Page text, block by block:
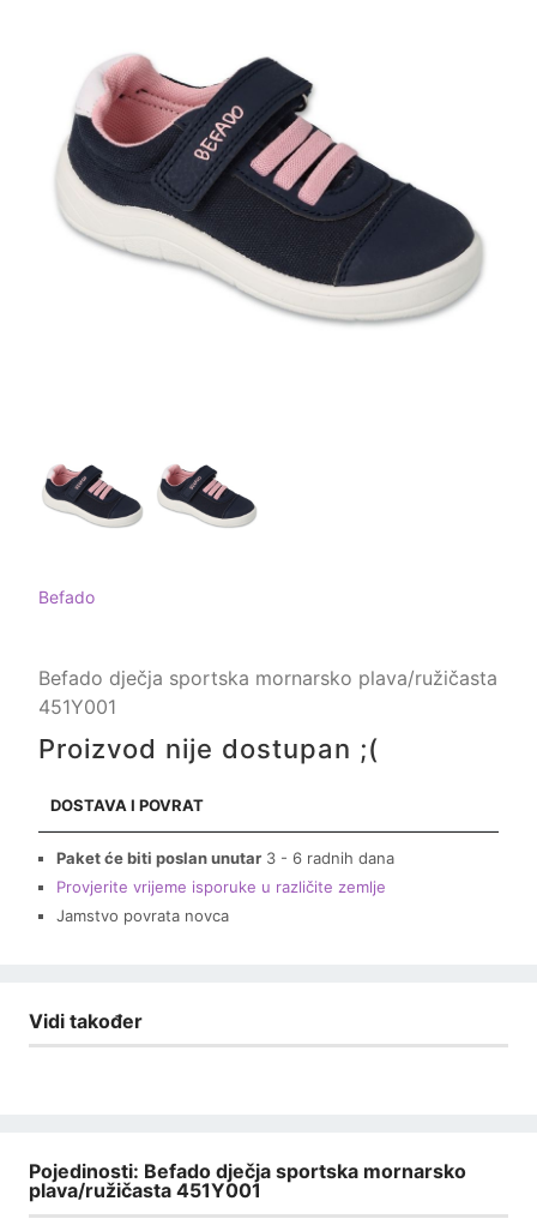
Befado
Befado dječja sportska mornarsko plava/ružičasta
451Y001
Proizvod nije dostupan ;(
DOSTAVA I POVRAT
Paket će biti poslan unutar 3 - 6 radnih dana
Provjerite vrijeme isporuke u različite zemlje
Jamstvo povrata novca
Vidi također
Pojedinosti: Befado dječja sportska mornarsko
plava/ružičasta 451Y001